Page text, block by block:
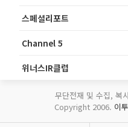
스페셜리포트
Channel 5
위너스IR클럽
무단전재 및 수집, 복
Copyright 2006. 이